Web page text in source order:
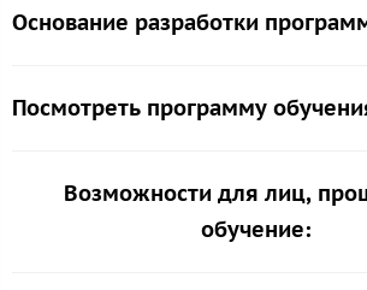
Основание разработки
Посмотреть программу
Возможности для лиц,
обучение: